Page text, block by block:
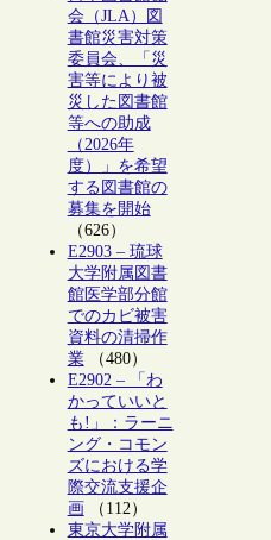
会（JLA）図
書館災害対策
委員会、「災
害等により被
災した図書館
等への助成
（2026年
度）」を希望
する図書館の
募集を開始
（626）
E2903 – 琉球
大学附属図書
館医学部分館
でのカビ被害
資料の清掃作
業（480）
E2902 – 「わ
かっていいと
も!」：ラーニ
ング・コモン
ズにおける学
際交流支援企
画 （112）
東京大学附属